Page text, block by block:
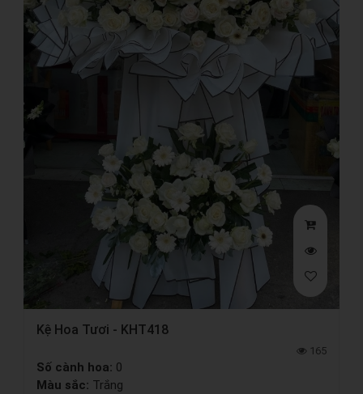
Kệ Hoa Tươi - KHT418
165
Số cành hoa: 0
Màu sắc: Trắng